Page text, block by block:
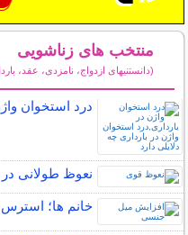
منتخب های زناشویی
(دانستنیهای ازدواج، نامزدی، عقد،
درد استخوان
نعوظ طولانی در مردان
خانم ها؛